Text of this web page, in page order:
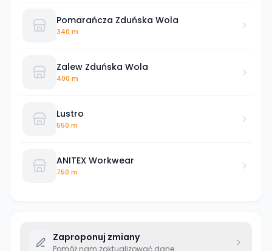
Pomarańcza Zduńska Wola
340 m
Zalew Zduńska Wola
400 m
Lustro
550 m
ANITEX Workwear
750 m
Zaproponuj zmiany
Pomóż nam zaktualizować dane